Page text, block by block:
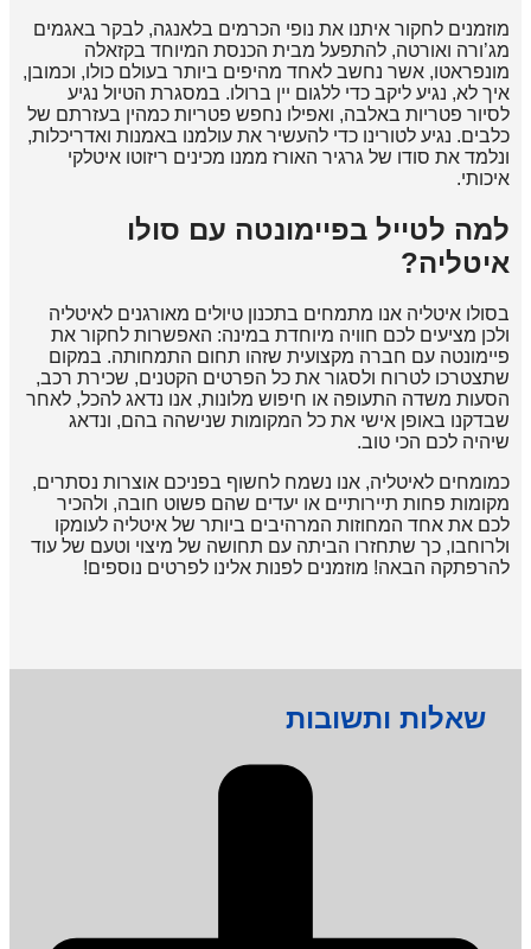
מוזמנים לחקור איתנו את נופי הכרמים בלאנגה, לבקר באגמים
מג’ורה ואורטה, להתפעל מבית הכנסת המיוחד בקזאלה
מונפראטו, אשר נחשב לאחד מהיפים ביותר בעולם כולו, וכמובן,
איך לא, נגיע ליקב כדי ללגום יין ברולו. במסגרת הטיול נגיע
לסיור פטריות באלבה, ואפילו נחפש פטריות כמהין בעזרתם של
כלבים. נגיע לטורינו כדי להעשיר את עולמנו באמנות ואדריכלות,
ונלמד את סודו של גרגיר האורז ממנו מכינים ריזוטו איטלקי
איכותי.
למה לטייל בפיימונטה עם סולו
איטליה?
בסולו איטליה אנו מתמחים בתכנון טיולים מאורגנים לאיטליה
ולכן מציעים לכם חוויה מיוחדת במינה: האפשרות לחקור את
פיימונטה עם חברה מקצועית שזהו תחום התמחותה. במקום
שתצטרכו לטרוח ולסגור את כל הפרטים הקטנים, שכירת רכב,
הסעות משדה התעופה או חיפוש מלונות, אנו נדאג להכל, לאחר
שבדקנו באופן אישי את כל המקומות שנישהה בהם, ונדאג
שיהיה לכם הכי טוב.
כמומחים לאיטליה, אנו נשמח לחשוף בפניכם אוצרות נסתרים,
מקומות פחות תיירותיים או יעדים שהם פשוט חובה, ולהכיר
לכם את אחד המחוזות המרהיבים ביותר של איטליה לעומקו
ולרוחבו, כך שתחזרו הביתה עם תחושה של מיצוי וטעם של עוד
להרפתקה הבאה! מוזמנים לפנות אלינו לפרטים נוספים!
שאלות ותשובות